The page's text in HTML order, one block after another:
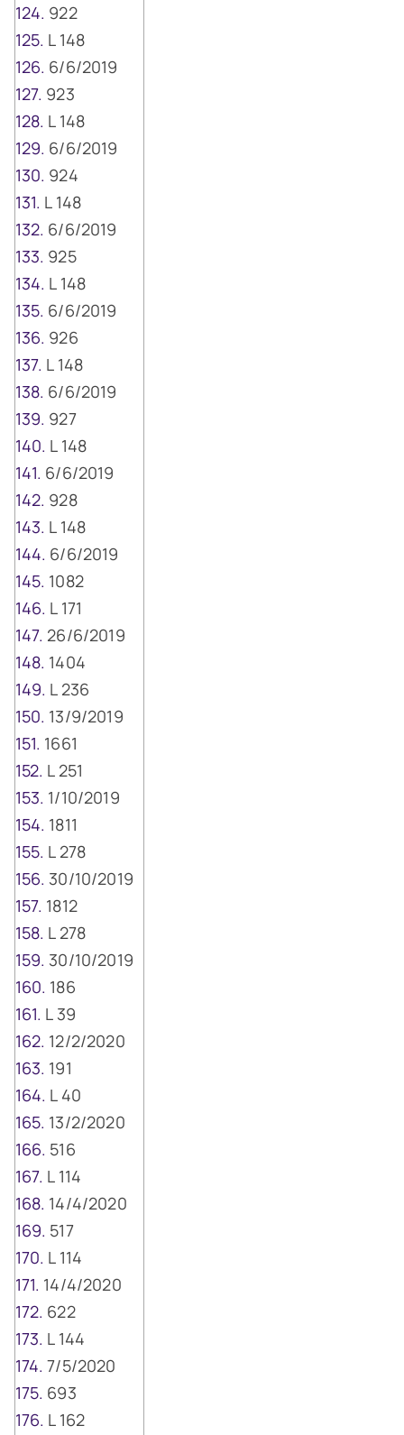
922
L 148
6/6/2019
923
L 148
6/6/2019
924
L 148
6/6/2019
925
L 148
6/6/2019
926
L 148
6/6/2019
927
L 148
6/6/2019
928
L 148
6/6/2019
1082
L 171
26/6/2019
1404
L 236
13/9/2019
1661
L 251
1/10/2019
1811
L 278
30/10/2019
1812
L 278
30/10/2019
186
L 39
12/2/2020
191
L 40
13/2/2020
516
L 114
14/4/2020
517
L 114
14/4/2020
622
L 144
7/5/2020
693
L 162